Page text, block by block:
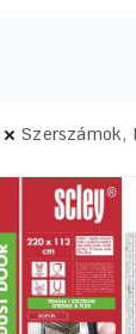
Szerszámok,